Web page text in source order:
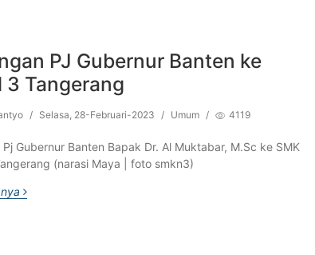
PJ Gubernur Banten ke
3 Tangerang
/ Selasa, 28-Februari-2023 / Umum / 4119
Pj Gubernur Banten Bapak Dr. Al Muktabar, M.Sc ke SMK
(narasi Maya | foto smkn3)